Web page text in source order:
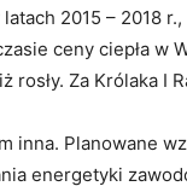
2015 – 2018
ceny ciepła w
rosły. Za Królaka I
inna. Planowane
energetyki